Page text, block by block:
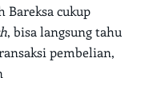
Bareksa cukup
, bisa langsung tahu
pembelian,